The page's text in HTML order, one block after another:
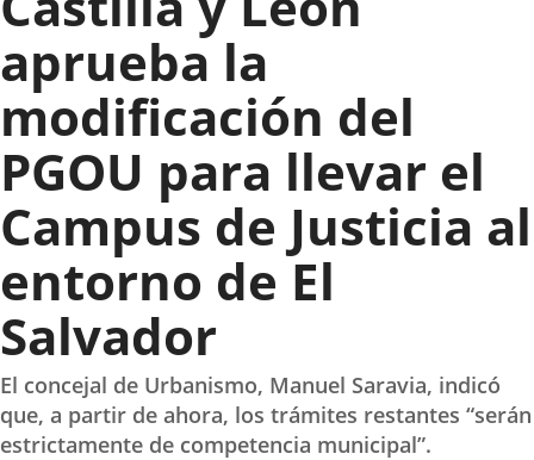
aprueba la
modificación del
PGOU para llevar el
Campus de Justicia al
entorno de El
Salvador
El concejal de Urbanismo, Manuel Saravia, indicó
que, a partir de ahora, los trámites restantes “serán
estrictamente de competencia municipal”.